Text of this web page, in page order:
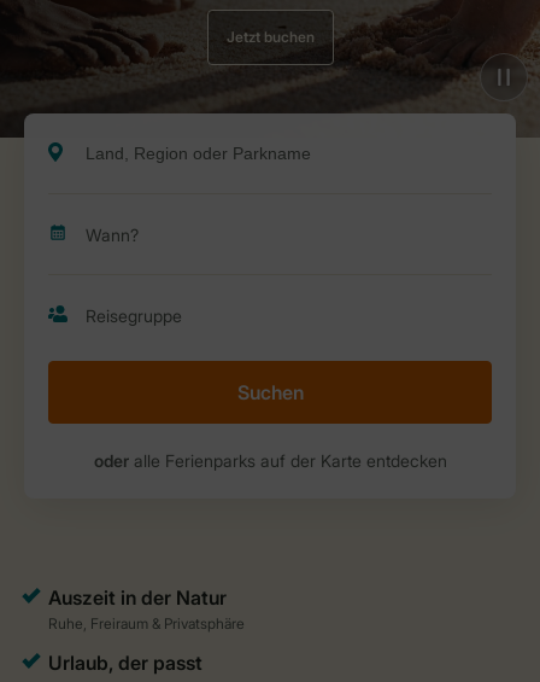
Jetzt buchen
Suchen
oderalle Ferienparks auf der Karte entdecken